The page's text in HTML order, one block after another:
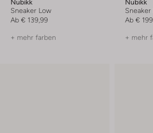
Nubikk
Sneaker Low
Ab € 139,99
+ mehr farben
Nubikk
Sneaker
Ab €
+ mehr